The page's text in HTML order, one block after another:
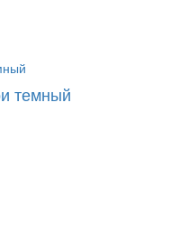
темный